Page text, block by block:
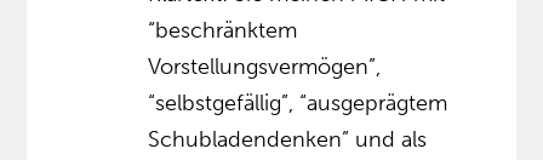
“beschränktem
Vorstellungsvermögen”,
“selbstgefällig”, “ausgeprägtem
Schubladendenken” und als